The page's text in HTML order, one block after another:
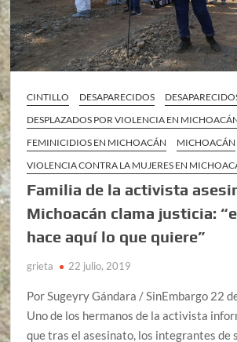
CINTILLO DESAPARECIDOS
DESPLAZADOS POR VIOLENCIA EN
FEMINICIDIOS EN MICHOACÁN
MICHOACÁN
VIOLENCIA CONTRA LA MUJERES EN
Familia de la activista
Michoacán clama justicia:
hace aquí lo que quiere”
grieta 22 julio, 2019
Por Sugeyry Gándara / SinEmbargo 22
Uno de los hermanos de la activista
que tras el asesinato, los integrantes de